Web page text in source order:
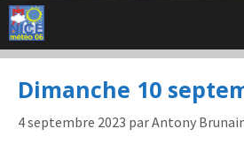
Dimanche 10
4 septembre 2023 parAntony